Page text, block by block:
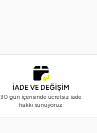
İADE VE DEĞİŞİM
30 gün içerisinde ücretsiz iade
hakkı sunuyoruz